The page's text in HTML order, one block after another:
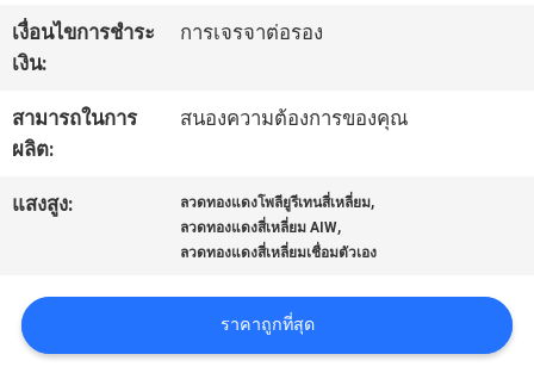
คุณภาพ
ติดต่อ
เรา
ขอ
เงื่อนไขการชำระ
เงิน:
การเจรจาต่อรอง
สามารถในการ
ผลิต:
สนองความต้องการของคุณ
แสงสูง: ลวดทองแดงโพลียูรีเทนสี่เหลี่ยม,
ลวดทองแดงสี่เหลี่ยม AIW,
ลวดทองแดงสี่เหลี่ยมเชื่อมตัวเอง
ราคาถูกที่สุด